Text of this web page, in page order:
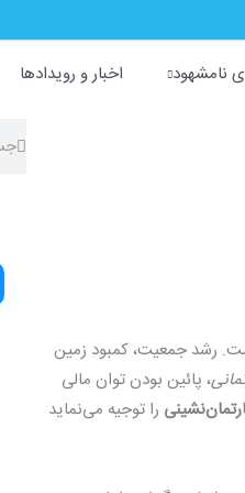
نامشهود اخبار و رویدادها
رشد جمعیت، کمبود زمین
، پائین بودن توان مالی
را توجیه می‌نماید